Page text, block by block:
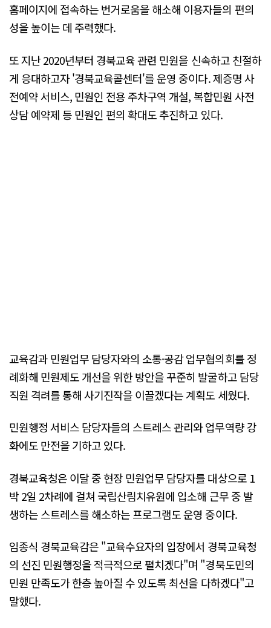
홈페이지에 접속하는 번거로움을 해소해 이용자들의 편의
성을 높이는 데 주력했다.
또 지난 2020년부터 경북교육 관련 민원을 신속하고 친절하
게 응대하고자 '경북교육콜센터'를 운영 중이다. 제증명 사
전예약 서비스, 민원인 전용 주차구역 개설, 복합민원 사전
상담 예약제 등 민원인 편의 확대도 추진하고 있다.
교육감과 민원업무 담당자와의 소통·공감 업무협의회를 정
례화해 민원제도 개선을 위한 방안을 꾸준히 발굴하고 담당
직원 격려를 통해 사기진작을 이끌겠다는 계획도 세웠다.
민원행정 서비스 담당자들의 스트레스 관리와 업무역량 강
화에도 만전을 기하고 있다.
경북교육청은 이달 중 현장 민원업무 담당자를 대상으로 1
박 2일 2차례에 걸쳐 국립산림치유원에 입소해 근무 중 발
생하는 스트레스를 해소하는 프로그램도 운영 중이다.
임종식 경북교육감은 "교육수요자의 입장에서 경북교육청
의 선진 민원행정을 적극적으로 펼치겠다"며 "경북도민의
민원 만족도가 한층 높아질 수 있도록 최선을 다하겠다"고
말했다.